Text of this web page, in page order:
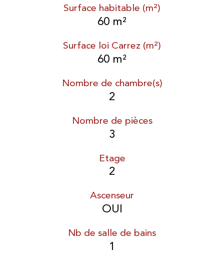
Surface habitable (m²)
60 m²
Surface loi Carrez (m²)
60 m²
Nombre de chambre(s)
2
Nombre de pièces
3
Etage
2
Ascenseur
OUI
Nb de salle de bains
1